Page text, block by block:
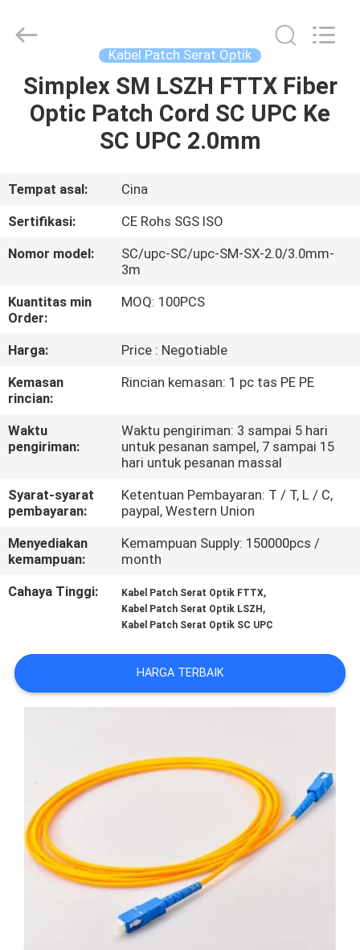
RUMAH
TENTANG
KAMI
TUR
PABRIK
KONTROL
KUALITAS
HUBUNGI
KAMI
BERITA
KASUS
SITEMAP
KEBIJAKAN
PRIVASI
Co.,Ltd..
Kabel Patch Serat Optik
Simplex SM LSZH FTTX Fiber
Optic Patch Cord SC UPC Ke
SC UPC 2.0mm
Tempat asal:
Cina
Sertifikasi:
CE Rohs SGS ISO
Nomor model:
SC/upc-SC/upc-SM-SX-2.0/3.0mm-
3m
Kuantitas min
Order:
MOQ: 100PCS
Harga:
Price : Negotiable
Kemasan
rincian:
Rincian kemasan: 1 pc tas PE PE
Waktu
pengiriman:
Waktu pengiriman: 3 sampai 5 hari
untuk pesanan sampel, 7 sampai 15
hari untuk pesanan massal
Syarat-syarat
pembayaran:
Ketentuan Pembayaran: T / T, L / C,
paypal, Western Union
Menyediakan
kemampuan:
Kemampuan Supply: 150000pcs /
month
Cahaya Tinggi:
Kabel Patch Serat Optik FTTX,
Kabel Patch Serat Optik LSZH ,
Kabel Patch Serat Optik SC UPC
HARGA TERBAIK